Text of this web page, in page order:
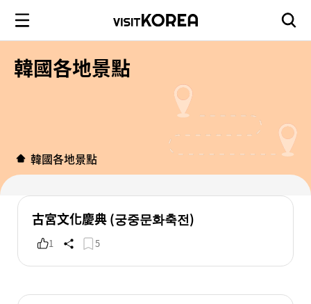
韓國各地景點
韓國各地景點
古宮文化慶典 (궁중문화축전)
1 5